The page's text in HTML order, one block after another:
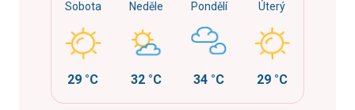
Sobota
29 °C
Neděle
32 °C
Pondělí
34 °C
Úterý
29 °C